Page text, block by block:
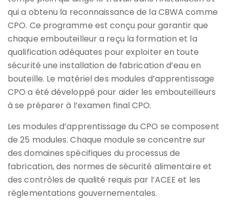
qui a obtenu la reconnaissance de la CBWA comme
CPO. Ce programme est conçu pour garantir que
chaque embouteilleur a reçu la formation et la
qualification adéquates pour exploiter en toute
sécurité une installation de fabrication d’eau en
bouteille. Le matériel des modules d’apprentissage
CPO a été développé pour aider les embouteilleurs
à se préparer à l’examen final CPO.
Les modules d’apprentissage du CPO se composent
de 25 modules. Chaque module se concentre sur
des domaines spécifiques du processus de
fabrication, des normes de sécurité alimentaire et
des contrôles de qualité requis par l’ACEE et les
réglementations gouvernementales.